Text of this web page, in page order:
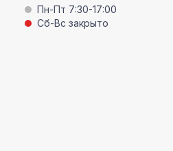
Пн-Пт 7:30-17:00
Сб-Вс закрыто